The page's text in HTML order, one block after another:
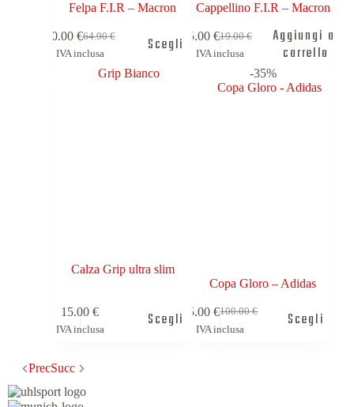
Felpa F.I.R – Macron
64.90€
20.00 €
IVA inclusa Scegli
Cappellino F.I.R – Macron
19.00€
5.00 €
IVA inclusa
Aggiungi al
carrello
Calza Grip ultra slim
15.00€
IVA inclusa Scegli
-35%
Copa Gloro – Adidas
100.00€
65.00€
IVA inclusa Scegli
PrecSucc